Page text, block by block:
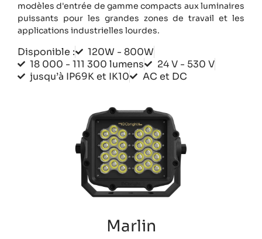
modèles d'entrée de gamme compacts aux luminaires
puissants pour les grandes zones de travail et les
applications industrielles lourdes.
Disponible :
120W - 800W
18 000 - 111 300 lumens
24 V - 530 V
jusqu’à IP69K et IK10
AC et DC
Marlin